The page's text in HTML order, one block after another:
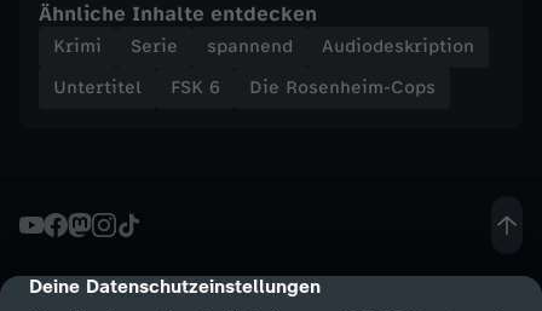
cmp-dialog-description
Deine Datenschutzeinstellungen
Ähnliche Inhalte entdecken
Krimi Serie spannend
Audiodeskription
Untertitel
FSK 6 Die Rosenheim-Cops